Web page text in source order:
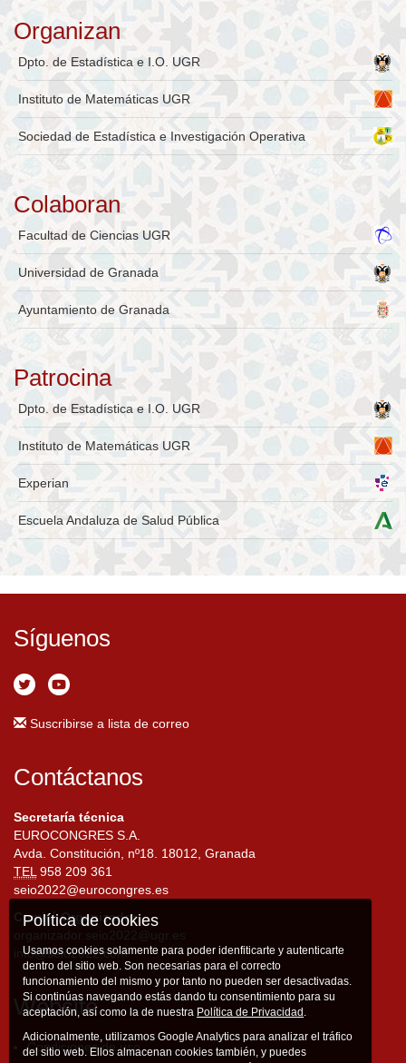
Organizan
Dpto. de Estadística e I.O. UGR
Instituto de Matemáticas UGR
Sociedad de Estadística e Investigación Operativa
Colaboran
Facultad de Ciencias UGR
Universidad de Granada
Ayuntamiento de Granada
Patrocina
Dpto. de Estadística e I.O. UGR
Instituto de Matemáticas UGR
Experian
Escuela Andaluza de Salud Pública
Síguenos
Suscribirse a lista de correo
Contáctanos
Secretaría técnica
EUROCONGRES S.A.
Avda. Constitución, nº18. 18012, Granada
TEL958 209 361
seio2022@eurocongres.es
Comité Organizador
organizador.seio2022@ugr.es
info@seio2022.com
Website
Condiciones de uso
Política de cookies
Usamos cookies solamente para poder idenfiticarte y autenticarte
dentro del sitio web. Son necesarias para el correcto
funcionamiento del mismo y por tanto no pueden ser desactivadas.
Si continúas navegando estás dando tu consentimiento para su
aceptación, así como la de nuestra Política de Privacidad .
Adicionalmente, utilizamos Google Analytics para analizar el tráfico
del sitio web. Ellos almacenan cookies también, y puedes